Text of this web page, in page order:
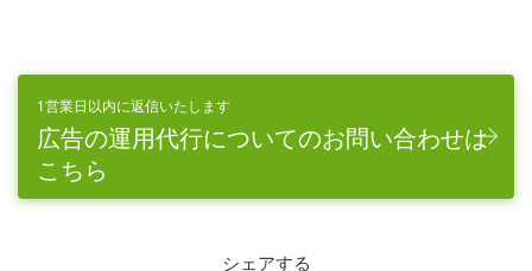
1営業日以内に返信いたします
広告の運用代行についてのお問い合わせは
こちら
シェアする